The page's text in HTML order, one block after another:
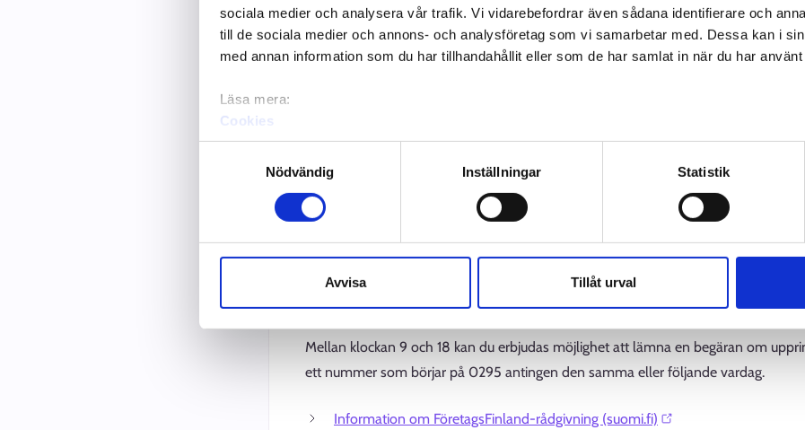
sociala medier och analysera vår trafik. Vi vidarebefordrar även sådana identifierare och
till de sociala medier och annons- och analysföretag som vi samarbetar med. Dessa kan i
med annan information som du har tillhandahållit eller som de har samlat in när du har
Läsa mera:
Cookies
Dataskydd och behandling av personuppgifter
Nödvändig
Inställningar Statistik
Avvisa Tillåt urval
Den riksomfattande FöretagsFinland rådsgivningtjänsten erbjuder företagare och
telefon, chatt och elektronisk servicebegäran.
FöretagsFinlands rådsgivningtjänst ger företagare och arbetsgivare råd om
inlämnande av en arbetsplatsannons
ansökan om startpeng och utbetalning av den
Återuppringning
Mellan klockan 9 och 18 kan du erbjudas möjlighet att lämna en begäran om
ett nummer som börjar på 0295 antingen den samma eller följande vardag.
Information om FöretagsFinland-rådgivning (suomi.fi)⁠